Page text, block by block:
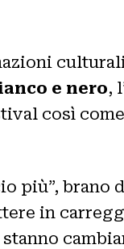
e nero,
così
più”,
in